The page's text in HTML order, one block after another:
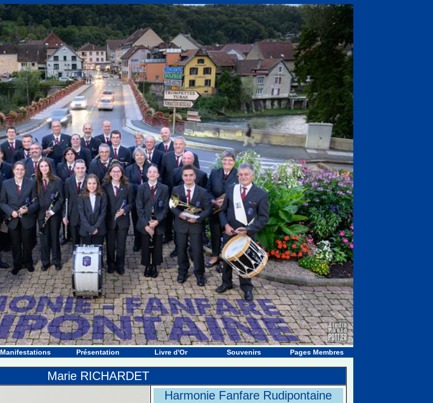
Manifestations Présentation Livre d'Or Souvenirs Pages Membres
Marie RICHARDET
Harmonie Fanfare Rudipontaine